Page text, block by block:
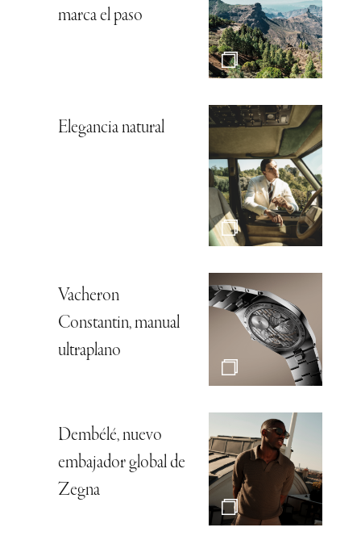
marca el paso
Elegancia natural
Vacheron
Constantin, manual
ultraplano
Dembélé, nuevo
embajador global de
Zegna